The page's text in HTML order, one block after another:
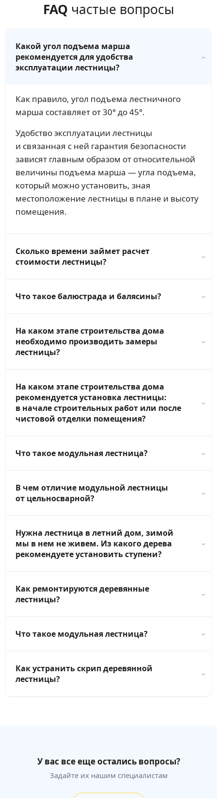
FAQ частые вопросы
Какой угол подъема марша
рекомендуется для удобства
эксплуатации лестницы?
Как правило, угол подъема лестничного
марша составляет от 30° до 45°.
Удобство эксплуатации лестницы
и связанная с ней гарантия безопасности
зависят главным образом от относительной
величины подъема марша — угла подъема,
который можно установить, зная
местоположение лестницы в плане и высоту
помещения.
Сколько времени займет расчет
стоимости лестницы?
Что такое балюстрада и балясины?
На каком этапе строительства дома
необходимо производить замеры
лестницы?
На каком этапе строительства дома
рекомендуется установка лестницы:
в начале строительных работ или после
чистовой отделки помещения?
Что такое модульная лестница?
В чем отличие модульной лестницы
от цельносварной?
Нужна лестница в летний дом, зимой
мы в нем не живем. Из какого дерева
рекомендуете установить ступени?
Как ремонтируются деревянные
лестницы?
Что такое модульная лестница?
Как устранить скрип деревянной
лестницы?
У вас все еще остались вопросы?
Задайте их нашим специалистам